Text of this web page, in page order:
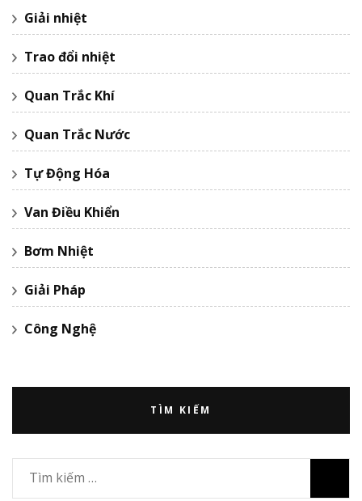
Giải nhiệt
Trao đổi nhiệt
Quan Trắc Khí
Quan Trắc Nước
Tự Động Hóa
Van Điều Khiển
Bơm Nhiệt
Giải Pháp
Công Nghệ
TÌM KIẾM
Tìm